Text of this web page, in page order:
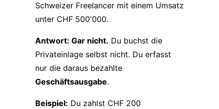
Schweizer Freelancer mit einem Umsatz
unter CHF 500'000.
Antwort: Gar nicht. Du buchst die
Privateinlage selbst nicht. Du erfasst
nur die daraus bezahlte
Geschäftsausgabe.
Beispiel: Du zahlst CHF 200